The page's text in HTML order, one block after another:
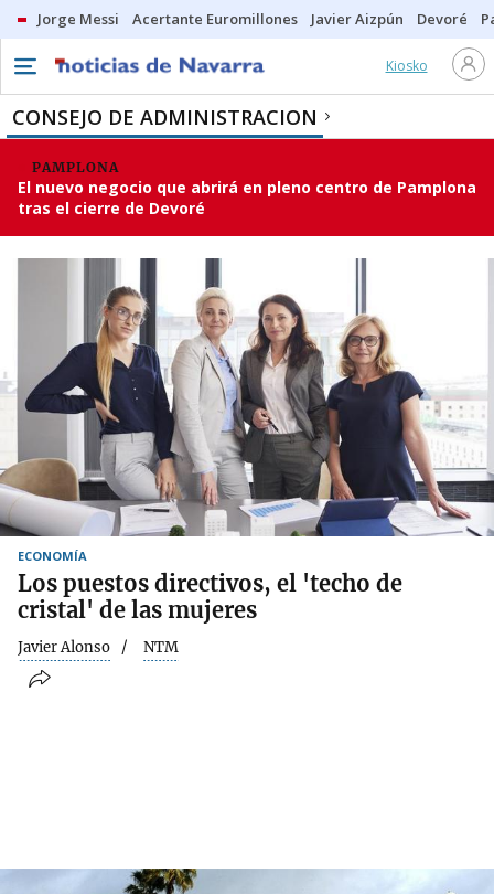
Jorge Messi Acertante Euromillones Javier Aizpún Devoré
Kiosko
CONSEJO DE ADMINISTRACION
PAMPLONA
El nuevo negocio que abrirá en pleno centro de Pamplona
tras el cierre de Devoré
ECONOMÍA
Los puestos directivos, el 'techo de
cristal' de las mujeres
Javier Alonso NTM